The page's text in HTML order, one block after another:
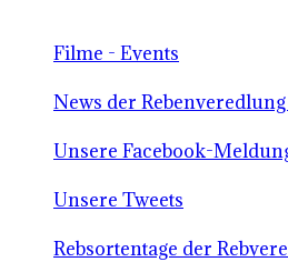
Filme - Events
News der
Unsere Facebook-
Unsere Tweets
Rebsortentage der